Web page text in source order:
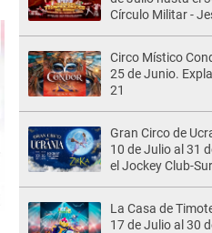
Círculo Militar -
Circo Místico
25 de Junio.
21
Gran Circo de
10 de Julio al 31
el Jockey Club-
La Casa de
17 de Julio al 30